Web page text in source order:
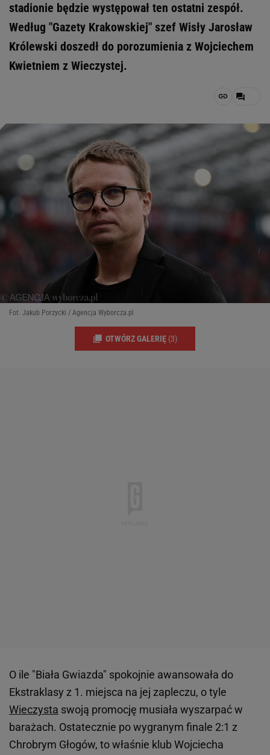
stadionie będzie występował ten ostatni zespół.
Według "Gazety Krakowskiej" szef Wisły Jarosław
Królewski doszedł do porozumienia z Wojciechem
Kwietniem z Wieczystej.
Fot. Jakub Porzycki / Agencja Wyborcza.pl
OTWÓRZ GALERIĘ (3)
O ile "Biała Gwiazda" spokojnie awansowała do
Ekstraklasy z 1. miejsca na jej zapleczu, o tyle
Wieczysta swoją promocję musiała wyszarpać w
barażach. Ostatecznie po wygranym finale 2:1 z
Chrobrym Głogów, to właśnie klub Wojciecha